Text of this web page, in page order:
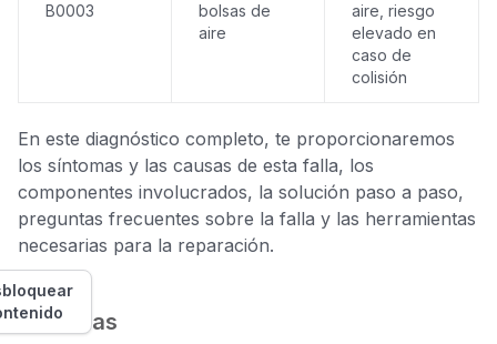
B0003
bolsas de
aire
aire, riesgo
elevado en
caso de
colisión
En este diagnóstico completo, te proporcionaremos
los síntomas y las causas de esta falla, los
componentes involucrados, la solución paso a paso,
preguntas frecuentes sobre la falla y las herramientas
necesarias para la reparación.
Síntomas